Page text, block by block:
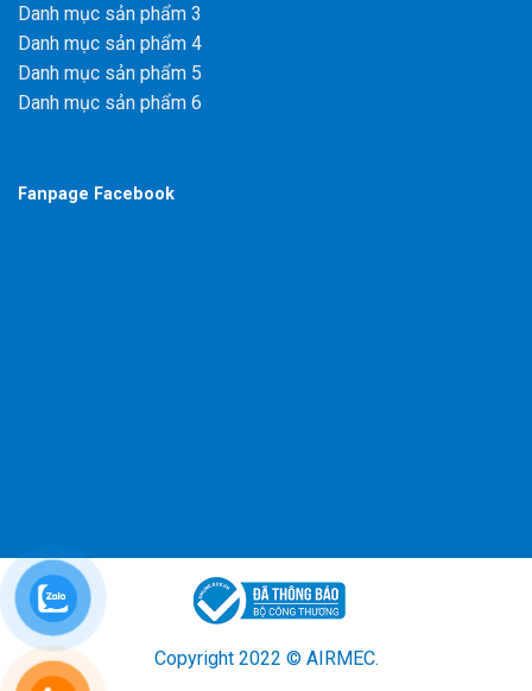
Danh mục sản phẩm 3
Danh mục sản phẩm 4
Danh mục sản phẩm 5
Danh mục sản phẩm 6
Fanpage Facebook
Copyright 2022 © AIRMEC.